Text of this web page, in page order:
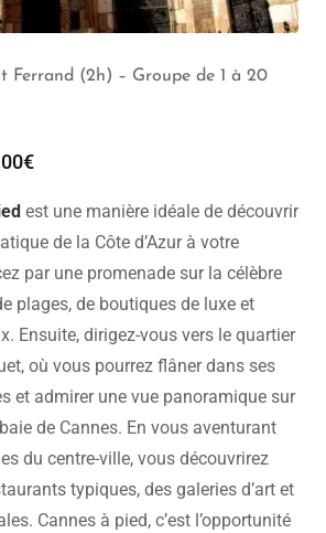
Ferrand (2h) – Groupe de 1 à 20
€
est une manière idéale de découvrir
de la Côte d’Azur à votre
par une promenade sur la célèbre
plages, de boutiques de luxe et
Ensuite, dirigez-vous vers le quartier
où vous pourrez flâner dans ses
et admirer une vue panoramique sur
de Cannes. En vous aventurant
du centre-ville, vous découvrirez
typiques, des galeries d’art et
Cannes à pied, c’est l’opportunité